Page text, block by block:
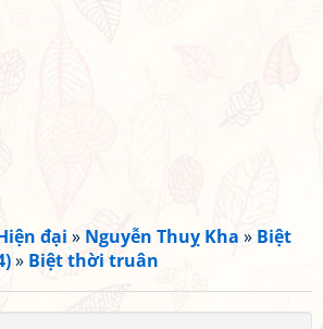
đại » Nguyễn Thuỵ Kha » Biệt
» Biệt thời truân